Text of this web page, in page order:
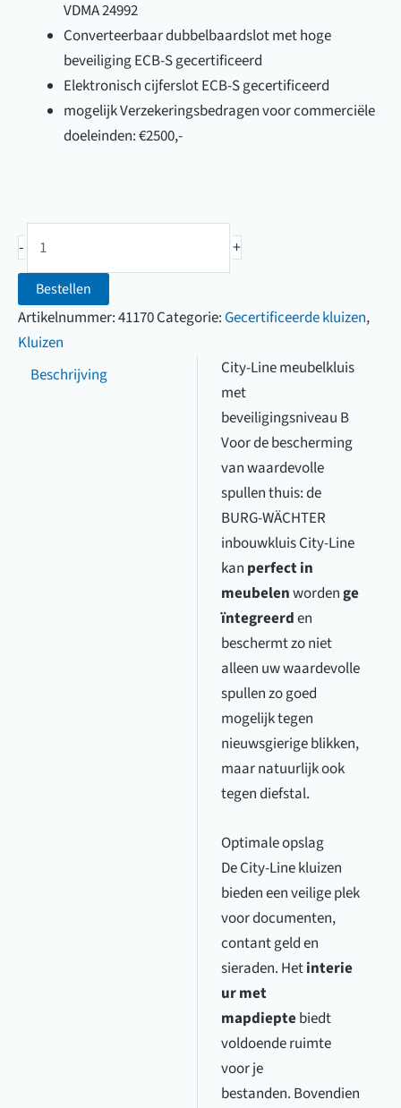
VDMA 24992
Converteerbaar dubbelbaardslot met hoge
beveiliging ECB-S gecertificeerd
Elektronisch cijferslot ECB-S gecertificeerd
mogelijk Verzekeringsbedragen voor commerciële
doeleinden: €2500,-
-
Wächter
Meubelkluis
City-
Line
340
+
Bestellen
Artikelnummer:41170Categorie:Gecertificeerde kluizen,
Kluizen
Beschrijving
City-Line meubelkluis
met
beveiligingsniveau B
Voor de bescherming
van waardevolle
spullen thuis: de
BURG-WÄCHTER
inbouwkluis City-Line
kan perfect in
meubelenwordenge
ïntegreerden
beschermt zo niet
alleen uw waardevolle
spullen zo goed
mogelijk tegen
nieuwsgierige blikken,
maar natuurlijk ook
tegen diefstal.
Optimale opslag
De City-Line kluizen
bieden een veilige plek
voor documenten,
contant geld en
sieraden. Hetinterie
ur met
mapdieptebiedt
voldoende ruimte
voor je
bestanden. Bovendien